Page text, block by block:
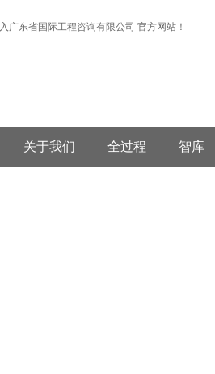
广东省国际工程咨询有限公司 官方网站！
关于我们 全过程 智库